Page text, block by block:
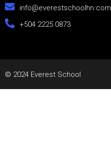
info@everestschoolhn.com
+504 2225 0873
© 2024 Everest School